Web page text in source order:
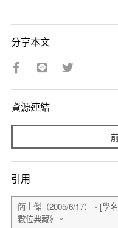
分享本文
資源連結
引用